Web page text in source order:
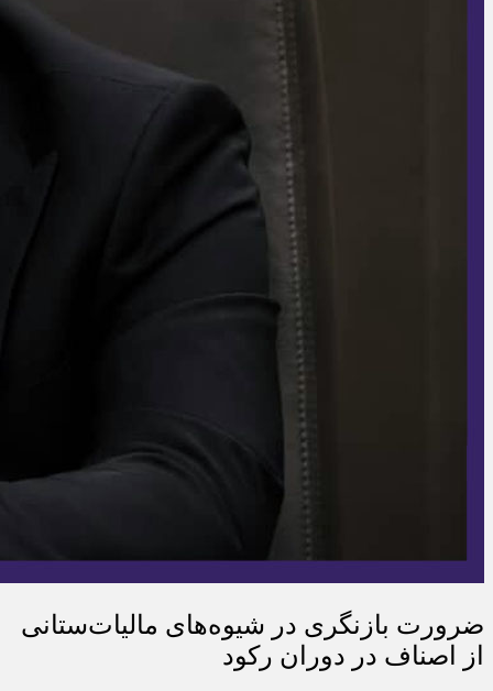
ضرورت بازنگری در شیوه‌های مالیات‌ستانی
از اصناف در دوران رکود